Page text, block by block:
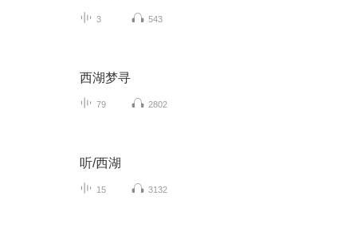
3 543
西湖梦寻
79 2802
听/西湖
15 3132